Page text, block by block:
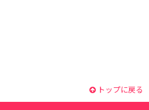
トップに戻る